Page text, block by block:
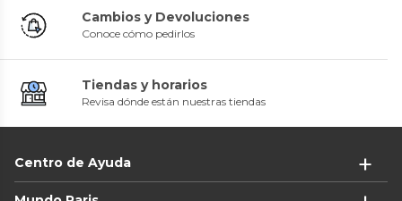
Cambios y Devoluciones
Conoce cómo pedirlos
Tiendas y horarios
Revisa dónde están nuestras tiendas
Centro de Ayuda